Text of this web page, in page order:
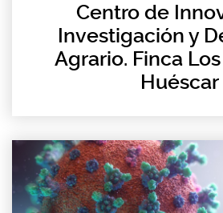
Centro de
Investigación y
Agrario. Finca
Huéscar